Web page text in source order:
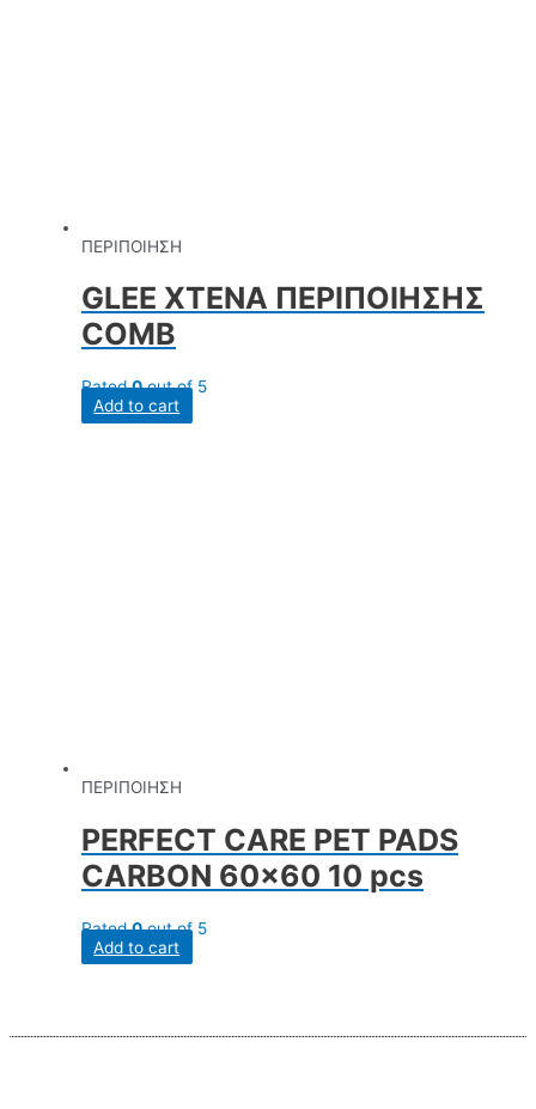
ΠΕΡΙΠΟΙΗΣΗ
GLEE ΧΤΕΝΑ ΠΕΡΙΠΟΙΗΣΗΣ
COMB
Rated0out of 5
Add to cart
ΠΕΡΙΠΟΙΗΣΗ
PERFECT CARE PET PADS
CARBON 60×60 10 pcs
Rated0out of 5
Add to cart